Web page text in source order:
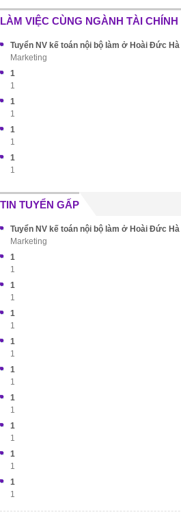
LÀM VIỆC CÙNG NGÀNH TÀI CHÍNH
Tuyển NV kế toán nội bộ làm ở Hoài Đức Hà
Marketing
1
1
1
1
1
1
1
1
TIN TUYỂN GẤP
Tuyển NV kế toán nội bộ làm ở Hoài Đức Hà
Marketing
1
1
1
1
1
1
1
1
1
1
1
1
1
1
1
1
1
1